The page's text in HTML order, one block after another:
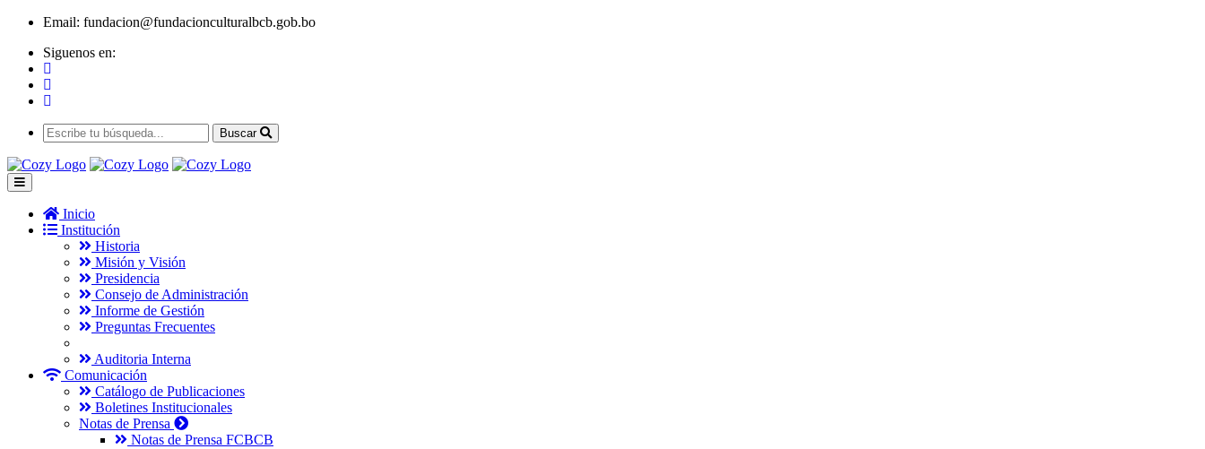
Email: fundacion@fundacionculturalbcb.gob.bo
Siguenos en:
Buscar
Inicio
Institución
Historia
Misión y Visión
Presidencia
Consejo de Administración
Informe de Gestión
Preguntas Frecuentes
Auditoria Interna
Comunicación
Catálogo de Publicaciones
Boletines Institucionales
Notas de Prensa
Notas de Prensa FCBCB